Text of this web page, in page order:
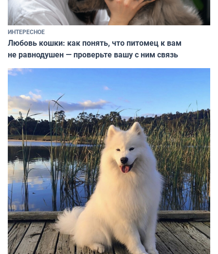
ИНТЕРЕСНОЕ
Любовь кошки: как понять, что питомец к вам
не равнодушен — проверьте вашу с ним связь